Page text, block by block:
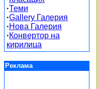
·Теми
·Gallery Галерия
·Нова Галерия
·Конвертор на
кирилица
Реклама